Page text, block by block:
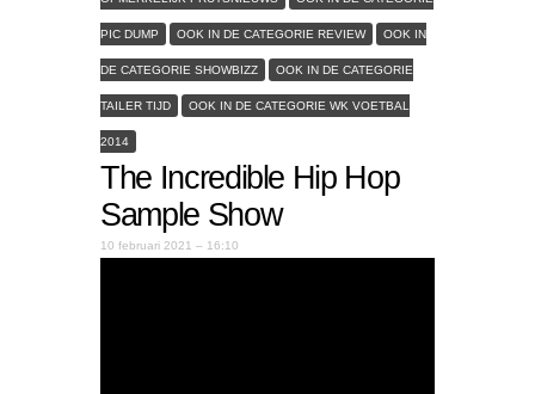
PIC DUMP OOK IN DE CATEGORIE REVIEW OOK IN
DE CATEGORIE SHOWBIZZ OOK IN DE CATEGORIE
TAILER TIJD OOK IN DE CATEGORIE WK VOETBAL
2014
The Incredible Hip Hop
Sample Show
10 februari 2021 – 16:10